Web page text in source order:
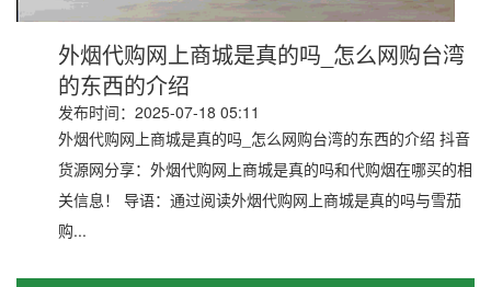
外烟代购网上商城是真的吗_怎么网购台湾
的东西的介绍
发布时间：2025-07-18 05:11
外烟代购网上商城是真的吗_怎么网购台湾的东西的介绍 抖音
货源网分享：外烟代购网上商城是真的吗和代购烟在哪买的相
关信息！ 导语：通过阅读外烟代购网上商城是真的吗与雪茄
购...